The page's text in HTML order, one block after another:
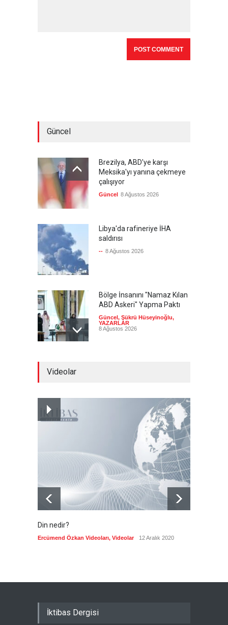
Güncel
Brezilya, ABD'ye karşı
Meksika'yı yanına çekmeye
çalışıyor
Güncel 8 Ağustos 2026
Libya'da rafineriye İHA
saldırısı
-- 8 Ağustos 2026
Bölge İnsanını "Namaz Kılan
ABD Askeri" Yapma Paktı
Güncel , Şükrü Hüseyinoğlu,
YAZARLAR
8 Ağustos 2026
Pezeşkiyan: Neden sürekli
'savaşalım' demek
zorundayız?
Güncel 8 Ağustos 2026
Videolar
Din nedir?
Ercümend Özkan Videoları, Videolar 12 Aralık 2020
İktibas Dergisi